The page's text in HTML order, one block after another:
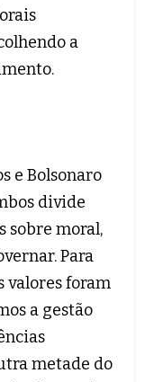
a
e Bolsonaro
divide
sobre moral,
Para
valores foram
a gestão
metade do